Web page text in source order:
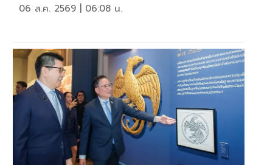
06 ส.ค. 2569 | 06:08 น.